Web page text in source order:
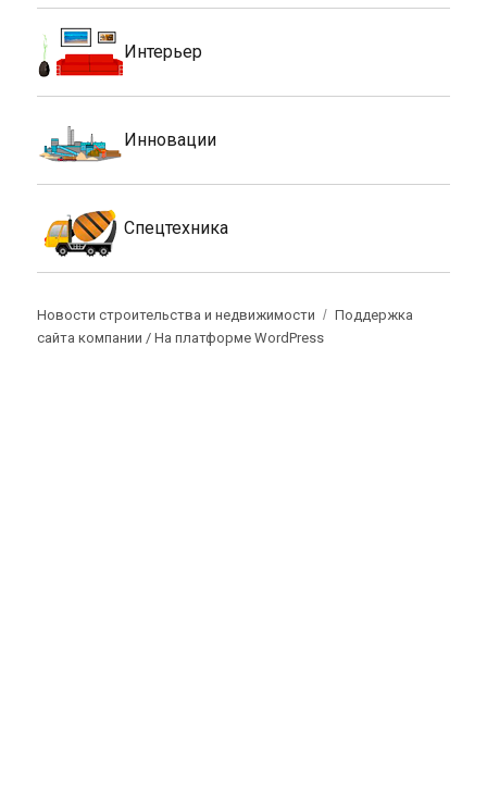
Интерьер
Инновации
Спецтехника
Новости строительства и недвижимости
Поддержка
сайта компании /На платформе WordPress